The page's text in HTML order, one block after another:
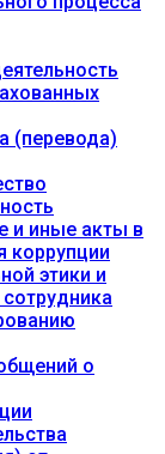
(перевода)
и иные акты в
коррупции
этики и
о